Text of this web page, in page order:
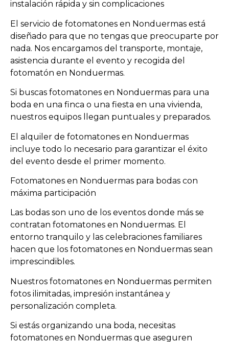
instalación rápida y sin complicaciones
El servicio de fotomatones en Nonduermas está
diseñado para que no tengas que preocuparte por
nada. Nos encargamos del transporte, montaje,
asistencia durante el evento y recogida del
fotomatón en Nonduermas.
Si buscas fotomatones en Nonduermas para una
boda en una finca o una fiesta en una vivienda,
nuestros equipos llegan puntuales y preparados.
El alquiler de fotomatones en Nonduermas
incluye todo lo necesario para garantizar el éxito
del evento desde el primer momento.
Fotomatones en Nonduermas para bodas con
máxima participación
Las bodas son uno de los eventos donde más se
contratan fotomatones en Nonduermas. El
entorno tranquilo y las celebraciones familiares
hacen que los fotomatones en Nonduermas sean
imprescindibles.
Nuestros fotomatones en Nonduermas permiten
fotos ilimitadas, impresión instantánea y
personalización completa.
Si estás organizando una boda, necesitas
fotomatones en Nonduermas que aseguren